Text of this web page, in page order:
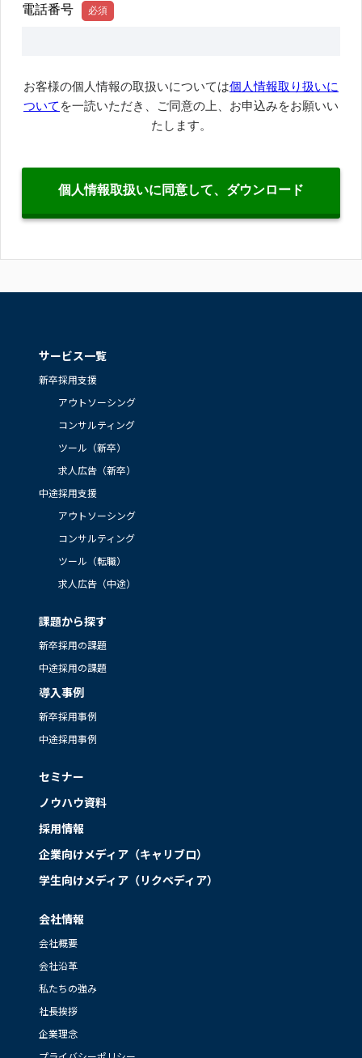
サービス一覧
新卒採用支援
アウトソーシング
コンサルティング
ツール（新卒）
求人広告（新卒）
中途採用支援
アウトソーシング
コンサルティング
ツール（転職）
求人広告（中途）
課題から探す
新卒採用の課題
中途採用の課題
導入事例
新卒採用事例
中途採用事例
セミナー
ノウハウ資料
採用情報
企業向けメディア（キャリブロ）
学生向けメディア（リクペディア）
会社情報
会社概要
会社沿革
私たちの強み
社長挨拶
企業理念